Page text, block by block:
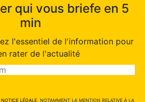
qui vous briefe en 5
min
l'essentiel de l'information pour
rater de l'actualité
NOTICE LÉGALE , NOTAMMENT LA MENTION RELATIVE À LA